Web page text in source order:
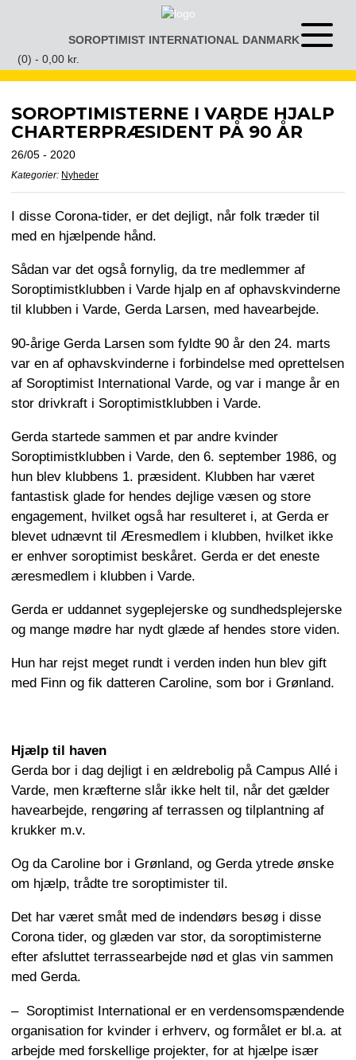
SOROPTIMIST INTERNATIONAL DANMARKÅben
menu
(0) - 0,00 kr.
SOROPTIMISTERNE I VARDE HJALP
CHARTERPRÆSIDENT PÅ 90 ÅR
26/05 - 2020
Kategorier: Nyheder
I disse Corona-tider, er det dejligt, når folk træder til
med en hjælpende hånd.
Sådan var det også fornylig, da tre medlemmer af
Soroptimistklubben i Varde hjalp en af ophavskvinderne
til klubben i Varde, Gerda Larsen, med havearbejde.
90-årige Gerda Larsen som fyldte 90 år den 24. marts
var en af ophavskvinderne i forbindelse med oprettelsen
af Soroptimist International Varde, og var i mange år en
stor drivkraft i Soroptimistklubben i Varde.
Gerda startede sammen et par andre kvinder
Soroptimistklubben i Varde, den 6. september 1986, og
hun blev klubbens 1. præsident. Klubben har været
fantastisk glade for hendes dejlige væsen og store
engagement, hvilket også har resulteret i, at Gerda er
blevet udnævnt til Æresmedlem i klubben, hvilket ikke
er enhver soroptimist beskåret. Gerda er det eneste
æresmedlem i klubben i Varde.
Gerda er uddannet sygeplejerske og sundhedsplejerske
og mange mødre har nydt glæde af hendes store viden.
Hun har rejst meget rundt i verden inden hun blev gift
med Finn og fik datteren Caroline, som bor i Grønland.
Hjælp til haven
Gerda bor i dag dejligt i en ældrebolig på Campus Allé i
Varde, men kræfterne slår ikke helt til, når det gælder
havearbejde, rengøring af terrassen og tilplantning af
krukker m.v.
Og da Caroline bor i Grønland, og Gerda ytrede ønske
om hjælp, trådte tre soroptimister til.
Det har været småt med de indendørs besøg i disse
Corona tider, og glæden var stor, da soroptimisterne
efter afsluttet terrassearbejde nød et glas vin sammen
med Gerda.
– Soroptimist International er en verdensomspændende
organisation for kvinder i erhverv, og formålet er bl.a. at
arbejde med forskellige projekter, for at hjælpe især